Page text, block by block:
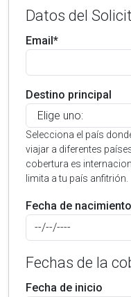
Datos del
Email*
Destino principal
Selecciona el país
viajar a diferentes
cobertura es
limita a tu país anfitrión.
Fecha de nacimiento
Fechas de la
Fecha de inicio